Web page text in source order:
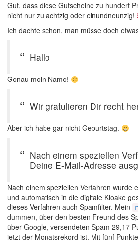
Gut, dass diese Gutscheine zu hundert
nicht nur zu achtzig oder einundneunzig!
Ich dachte schon, man müsse doch
Hallo
Genau mein Name!
Wir gratulieren Dir recht
Aber ich habe gar nicht Geburtstag.
Nach einem speziellen
Deine E-Mail-Adresse
Nach einem speziellen Verfahren wurde
und automatisch in die digitale Kloake
dieses Verfahren auch Spamfilter. Mein
dummen, über den besten Freund des
über Google, versendeten Spam 29,17
jetzt der Monatsrekord ist. Mit fünf